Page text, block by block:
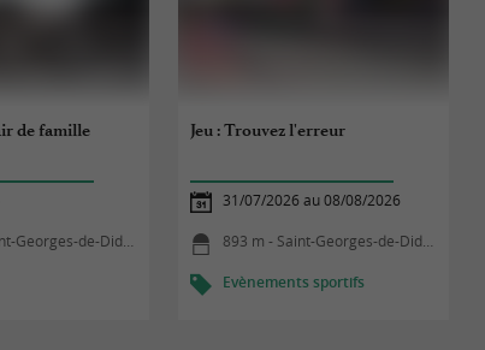
de famille
de-Didonne
Jeu : Trouvez l'erreur
31/07/2026 au 08/08/2026
893 m - Saint-Georges-de-Didonne
Evènements sportifs